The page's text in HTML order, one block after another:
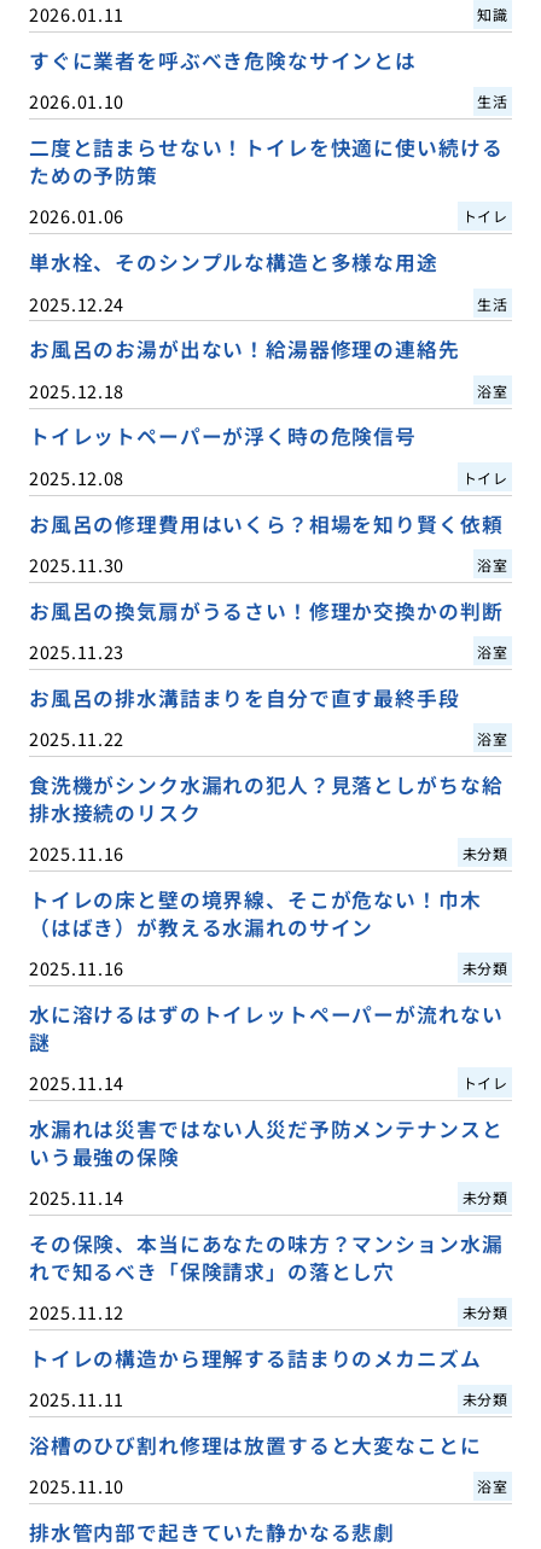
2026.01.11 知識
すぐに業者を呼ぶべき危険なサインとは
2026.01.10 生活
二度と詰まらせない！トイレを快適に使い続ける
ための予防策
2026.01.06 トイレ
単水栓、そのシンプルな構造と多様な用途
2025.12.24 生活
お風呂のお湯が出ない！給湯器修理の連絡先
2025.12.18 浴室
トイレットペーパーが浮く時の危険信号
2025.12.08 トイレ
お風呂の修理費用はいくら？相場を知り賢く依頼
2025.11.30 浴室
お風呂の換気扇がうるさい！修理か交換かの判断
2025.11.23 浴室
お風呂の排水溝詰まりを自分で直す最終手段
2025.11.22 浴室
食洗機がシンク水漏れの犯人？見落としがちな給
排水接続のリスク
2025.11.16 未分類
トイレの床と壁の境界線、そこが危ない！巾木
（はばき）が教える水漏れのサイン
2025.11.16 未分類
水に溶けるはずのトイレットペーパーが流れない
謎
2025.11.14 トイレ
水漏れは災害ではない人災だ予防メンテナンスと
いう最強の保険
2025.11.14 未分類
その保険、本当にあなたの味方？マンション水漏
れで知るべき「保険請求」の落とし穴
2025.11.12 未分類
トイレの構造から理解する詰まりのメカニズム
2025.11.11 未分類
浴槽のひび割れ修理は放置すると大変なことに
2025.11.10 浴室
排水管内部で起きていた静かなる悲劇